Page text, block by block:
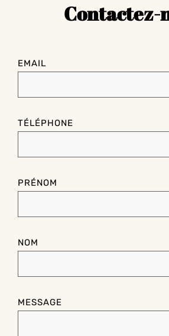
Contactez-
EMAIL
TÉLÉPHONE
PRÉNOM
NOM
MESSAGE